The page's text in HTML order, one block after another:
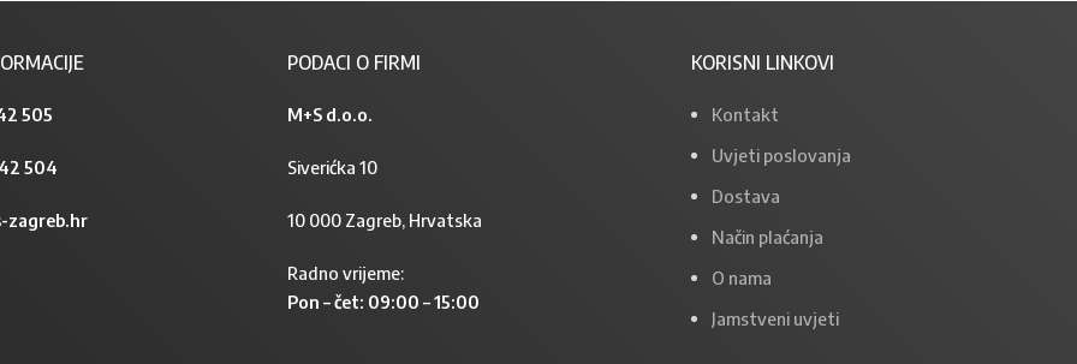
505
504
zagreb.hr
PODACI O FIRMI
M+S d.o.o.
Siverićka 10
10 000 Zagreb, Hrvatska
Radno vrijeme:
Pon – čet: 09:00 – 15:00
KORISNI LINKOVI
Kontakt
Uvjeti poslovanja
Dostava
Način plaćanja
O nama
Jamstveni uvjeti